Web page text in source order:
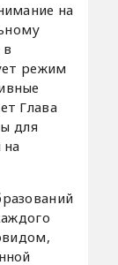
на
режим
Глава
для